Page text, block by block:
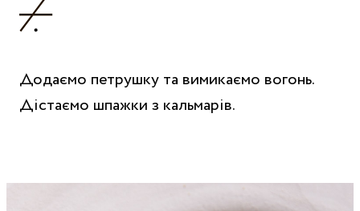
Додаємо петрушку та вимикаємо вогонь.
Дістаємо шпажки з кальмарів.